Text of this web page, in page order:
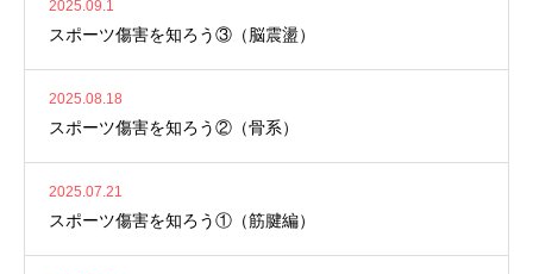
2025.09.1
スポーツ傷害を知ろう③（脳震盪）
2025.08.18
スポーツ傷害を知ろう②（骨系）
2025.07.21
スポーツ傷害を知ろう①（筋腱編）